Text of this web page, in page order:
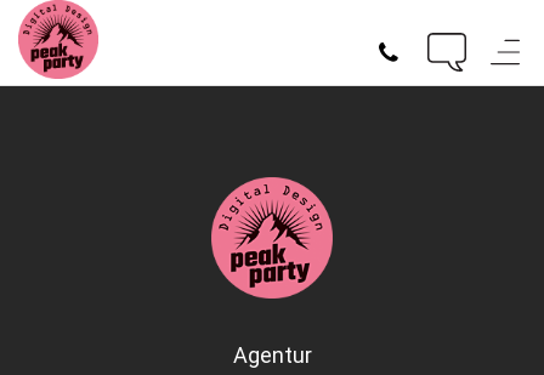
„Energistically engage diverse vortals and prospective methods
of empowerment pontificate diverse“
Agentur